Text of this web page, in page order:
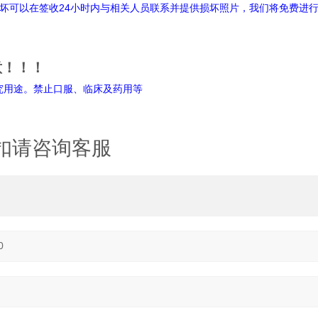
可以在签收24小时内与相关人员联系并提供损坏照片，我们将免费进
！！
口服、临床及药用等
请咨询客服